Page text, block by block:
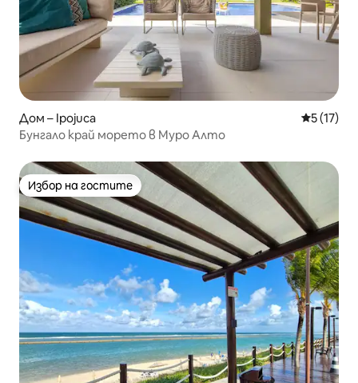
Дом – Ipojuca Средна
5 (17)
Бунгало край морето в Муро Алто
Избор на гостите
Избор на гостите